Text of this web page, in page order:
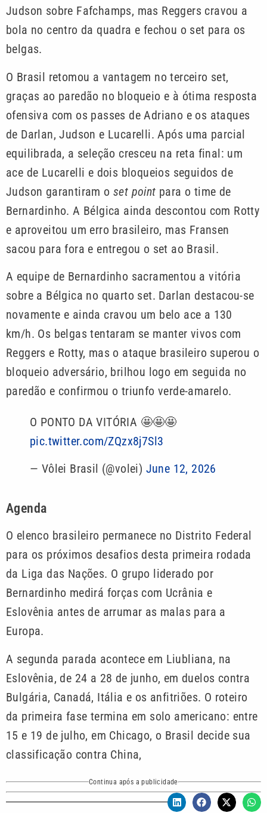
Judson sobre Fafchamps, mas Reggers cravou a
bola no centro da quadra e fechou o set para os
belgas.
O Brasil retomou a vantagem no terceiro set,
graças ao paredão no bloqueio e à ótima resposta
ofensiva com os passes de Adriano e os ataques
de Darlan, Judson e Lucarelli. Após uma parcial
equilibrada, a seleção cresceu na reta final: um
ace de Lucarelli e dois bloqueios seguidos de
Judson garantiram o set point para o time de
Bernardinho. A Bélgica ainda descontou com Rotty
e aproveitou um erro brasileiro, mas Fransen
sacou para fora e entregou o set ao Brasil.
A equipe de Bernardinho sacramentou a vitória
sobre a Bélgica no quarto set. Darlan destacou-se
novamente e ainda cravou um belo ace a 130
km/h. Os belgas tentaram se manter vivos com
Reggers e Rotty, mas o ataque brasileiro superou o
bloqueio adversário, brilhou logo em seguida no
paredão e confirmou o triunfo verde-amarelo.
O PONTO DA VITÓRIA 🤩🤩🤩
pic.twitter.com/ZQzx8j7Sl3
— Vôlei Brasil (@volei) June 12, 2026
Agenda
O elenco brasileiro permanece no Distrito Federal
para os próximos desafios desta primeira rodada
da Liga das Nações. O grupo liderado por
Bernardinho medirá forças com Ucrânia e
Eslovênia antes de arrumar as malas para a
Europa.
A segunda parada acontece em Liubliana, na
Eslovênia, de 24 a 28 de junho, em duelos contra
Bulgária, Canadá, Itália e os anfitriões. O roteiro
da primeira fase termina em solo americano: entre
15 e 19 de julho, em Chicago, o Brasil decide sua
classificação contra China,
Continua após a publicidade